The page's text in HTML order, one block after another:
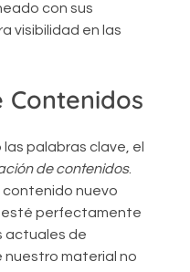
con sus
visibilidad en las
Contenidos
palabras clave, el
de contenidos.
nuevo
esté perfectamente
actuales de
nuestro material no